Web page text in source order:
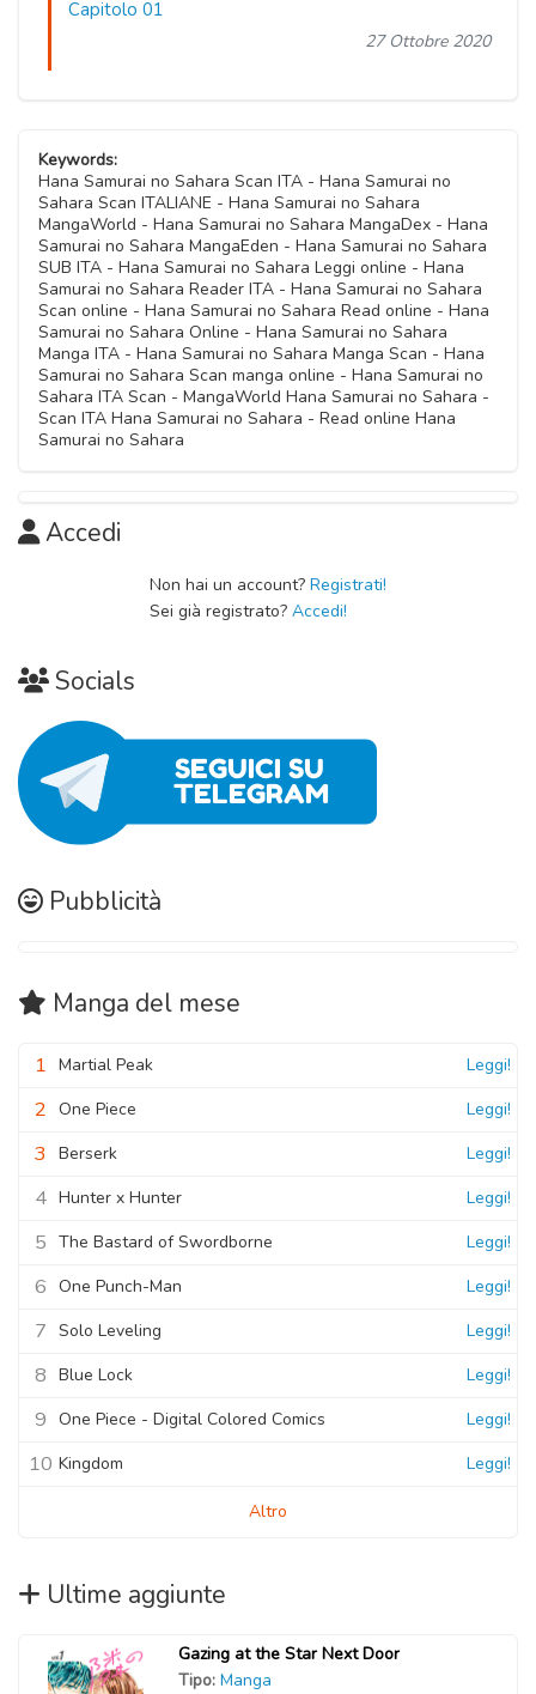
Capitolo 01
27 Ottobre 2020
Keywords:
Hana Samurai no Sahara Scan ITA - Hana Samurai no
Sahara Scan ITALIANE - Hana Samurai no Sahara
MangaWorld - Hana Samurai no Sahara MangaDex - Hana
Samurai no Sahara MangaEden - Hana Samurai no Sahara
SUB ITA - Hana Samurai no Sahara Leggi online - Hana
Samurai no Sahara Reader ITA - Hana Samurai no Sahara
Scan online - Hana Samurai no Sahara Read online - Hana
Samurai no Sahara Online - Hana Samurai no Sahara
Manga ITA - Hana Samurai no Sahara Manga Scan - Hana
Samurai no Sahara Scan manga online - Hana Samurai no
Sahara ITA Scan - MangaWorld Hana Samurai no Sahara -
Scan ITA Hana Samurai no Sahara - Read online Hana
Samurai no Sahara
Accedi
Non hai un account? Registrati!
Sei già registrato? Accedi!
Socials
Pubblicità
Manga del mese
1 Martial Peak Leggi!
2 One Piece Leggi!
3 Berserk Leggi!
4 Hunter x Hunter Leggi!
5 The Bastard of Swordborne Leggi!
6 One Punch-Man Leggi!
7 Solo Leveling Leggi!
8 Blue Lock Leggi!
9 One Piece - Digital Colored Comics Leggi!
10 Kingdom Leggi!
Altro
Ultime aggiunte
Gazing at the Star Next Door
Tipo: Manga